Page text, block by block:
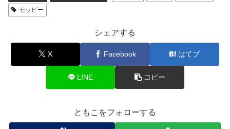
モッピー
シェアする
X Facebook はてブ
LINE コピー
ともこをフォローする